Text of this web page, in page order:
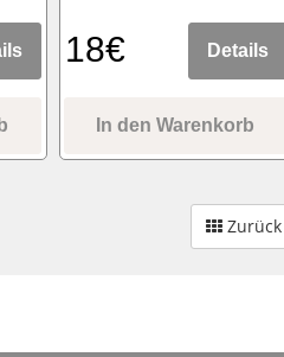
18€ Details
In den Warenkorb
Zurück